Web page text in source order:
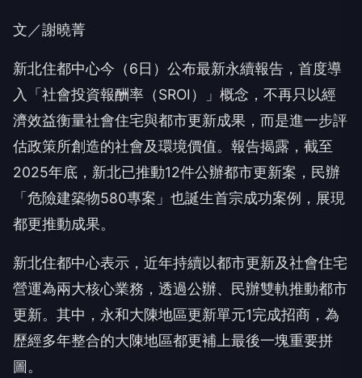
文／謝曉菁
新北住都中心今（6日）公布最新永續報告，首度導
入「社會投資報酬率（SROI）」概念，不再只以經
濟效益衡量社會住宅與都市更新成果，而是進一步評
估政策所創造的社會及環境價值。報告揭露，截至
2025年底，新北已推動12件公辦都市更新案，民辦
「危險建築物580專案」也誕生首宗成功案例，展現
都更推動成果。
新北住都中心表示，近年持續以都市更新及社會住宅
營運為兩大核心業務，透過公辦、民辦雙軌推動都市
更新。其中，永和大陳地區更新單元1完成招商，為
歷經多年整合的大陳地區都更補上最後一塊重要拼
圖。